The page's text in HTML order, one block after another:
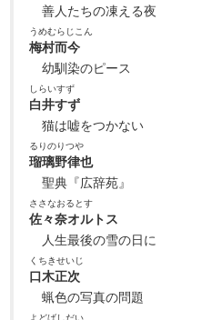
善人たちの凍える夜
梅村而今
うめむらじこん
幼馴染のピース
白井すず
しらいすず
猫は嘘をつかない
瑠璃野律也
るりのりつや
聖典『広辞苑』
佐々奈オルトス
ささなおるとす
人生最後の雪の日に
口木正次
くちきせいじ
蝋色の写真の問題
よどばしだい